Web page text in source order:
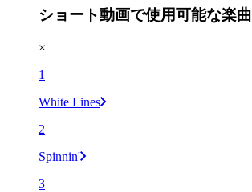
ショート動画で使用可能な楽曲
×
1
White Lines
2
Spinnin'
3